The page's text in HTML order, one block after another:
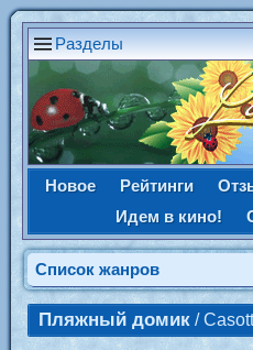
Разделы
Новое Рейтинги
Идем в кино!
Список жанров
Пляжный домик /